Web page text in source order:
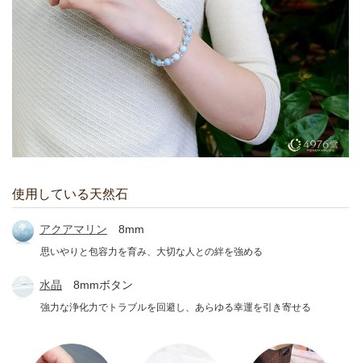
使用している天然石
アクアマリン 8mm
思いやりと包容力を育み、大切な人との絆を強める
水晶 8mmボタン
強力な浄化力でトラブルを回避し、あらゆる幸運を引き寄せる